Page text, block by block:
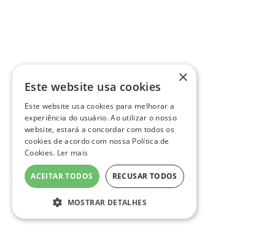
×
Este website usa cookies
Este website usa cookies para melhorar a
experiência do usuário. Ao utilizar o nosso
website, estará a concordar com todos os
cookies de acordo com nossa Política de
Cookies. Ler mais
ACEITAR TODOS RECUSAR TODOS
MOSTRAR DETALHES